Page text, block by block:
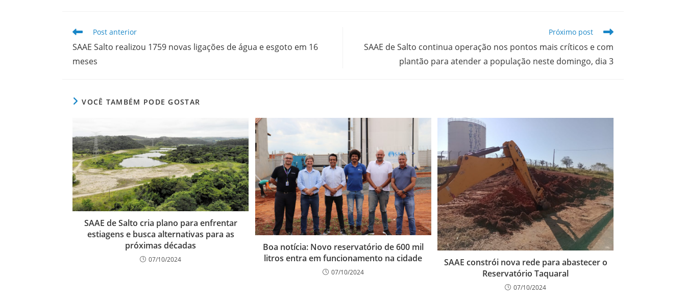
Leia
artigos
Post anterior
SAAE Salto realizou 1759 novas ligações de água e esgoto em 16
meses
Próximo post
SAAE de Salto continua operação nos pontos mais críticos e com
plantão para atender a população neste domingo, dia 3
VOCÊ TAMBÉM PODE GOSTAR
SAAE de Salto cria plano para enfrentar
estiagens e busca alternativas para as
próximas décadas
07/10/2024
Boa notícia: Novo reservatório de 600 mil
litros entra em funcionamento na cidade
07/10/2024
SAAE constrói nova rede para abastecer o
Reservatório Taquaral
07/10/2024